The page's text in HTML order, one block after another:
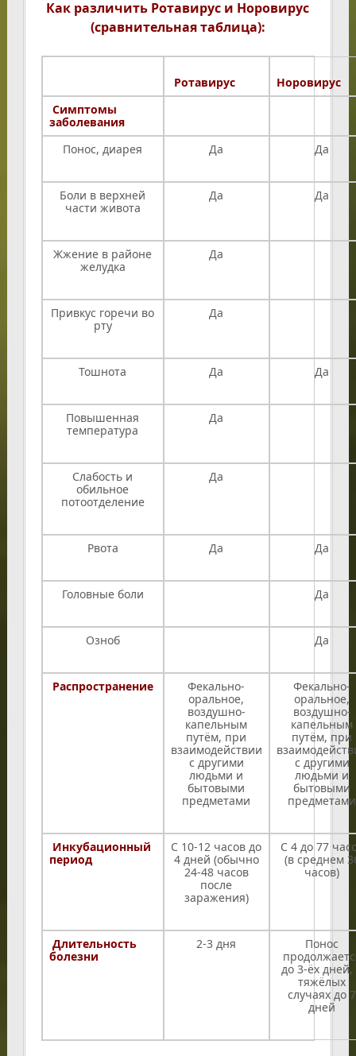
Как различить Ротавирус и Норовирус
(сравнительная таблица):
Ротавирус
Норовирус
Симптомы
заболевания
Понос, диарея
Да Да
Боли в верхней
части живота
Да Да
Жжение в районе
желудка
Да
Привкус горечи во
рту
Да
Тошнота Да Да
Повышенная
температура
Да
Слабость и
обильное
потоотделение
Да
Рвота Да Да
Головные боли Да
Озноб Да
Распространение
Фекально-
оральное,
воздушно-
капельным
путём, при
взаимодействии
с другими
людьми и
бытовыми
предметами
Фекально-
оральное,
воздушно-
капельным
путём, при
с другими
людьми и
бытовыми
предметами
Инкубационный
период
С 10-12 часов до
4 дней (обычно
24-48 часов
после
заражения)
С 4 до 77
(в среднем
часов)
Длительность
болезни
2-3 дня
Понос
до 3-ёх дней,
тяжёлых
случаях до 7
дней